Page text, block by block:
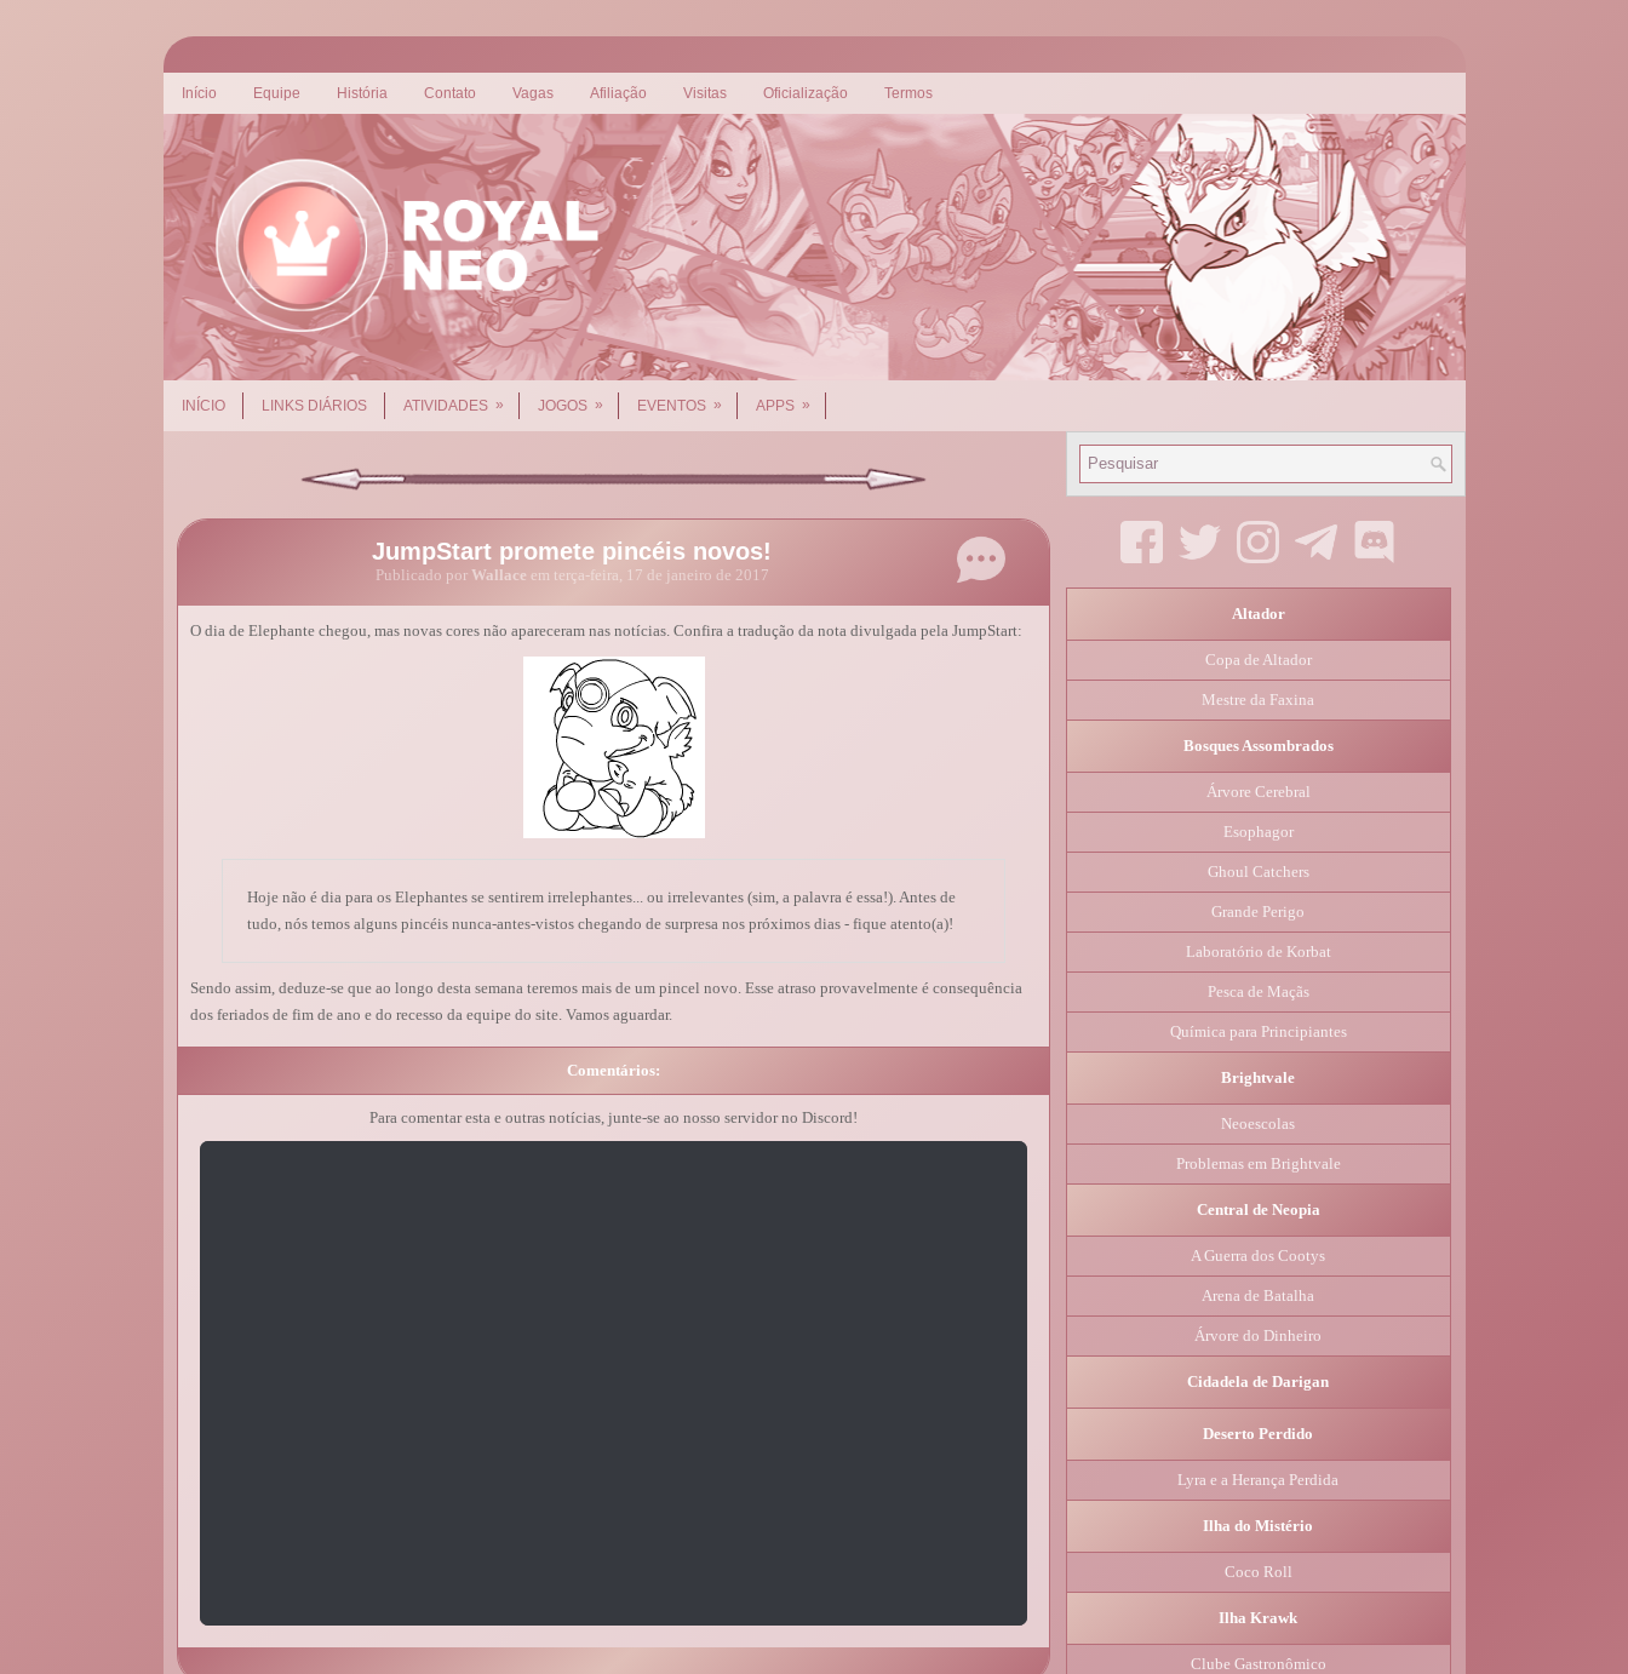
Início Equipe História Contato Vagas Afiliação Visitas Oficialização Termos
INÍCIO LINKS DIÁRIOS ATIVIDADES » JOGOS » EVENTOS » APPS »
JumpStart promete pincéis novos!
Publicado por Wallace em terça-feira, 17 de janeiro de 2017
O dia de Elephante chegou, mas novas cores não apareceram nas notícias. Confira a tradução da nota divulgada pela JumpStart:
Hoje não é dia para os Elephantes se sentirem irrelephantes... ou irrelevantes (sim, a palavra é essa!). Antes de
tudo, nós temos alguns pincéis nunca-antes-vistos chegando de surpresa nos próximos dias - fique atento(a)!
Sendo assim, deduze-se que ao longo desta semana teremos mais de um pincel novo. Esse atraso provavelmente é consequência
dos feriados de fim de ano e do recesso da equipe do site. Vamos aguardar.
Comentários:
Para comentar esta e outras notícias, junte-se ao nosso servidor no Discord!
Altador
Copa de Altador
Mestre da Faxina
Bosques Assombrados
Árvore Cerebral
Esophagor
Ghoul Catchers
Grande Perigo
Laboratório de Korbat
Pesca de Maçãs
Química para Principiantes
Brightvale
Neoescolas
Problemas em Brightvale
Central de Neopia
A Guerra dos Cootys
Arena de Batalha
Árvore do Dinheiro
Cidadela de Darigan
Deserto Perdido
Lyra e a Herança Perdida
Ilha do Mistério
Coco Roll
Ilha Krawk
Clube Gastronômico